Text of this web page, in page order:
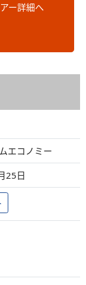
ー詳細へ
エコノミー
25日